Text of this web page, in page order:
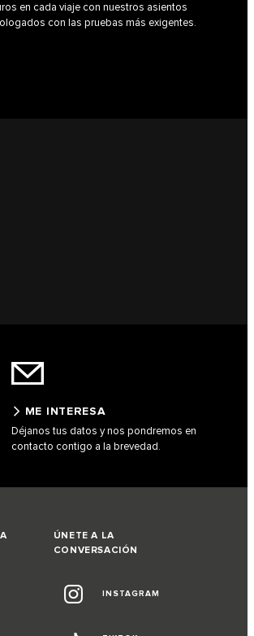
en cada viaje con nuestros asientos
con las pruebas más exigentes.
ME INTERESA
Déjanos tus datos y nos pondremos en
contacto contigo a la brevedad.
ÚNETE A LA
CONVERSACIÓN
INSTAGRAM